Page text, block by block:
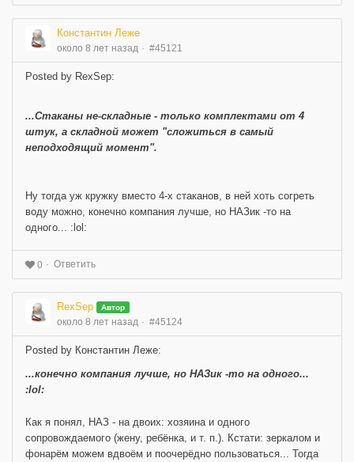
Константин Леже
около 8 лет назад #45121
Posted by RexSep:
...Стаканы не-складные - только комплектами от 4
штук, а складной может "сложиться в самый
неподходящий момент".
Ну тогда уж кружку вместо 4-х стаканов, в ней хоть согреть
воду можно, конечно компания лучше, но НАЗик -то на
одного... :lol:
0 Ответить
RexSep Автор
около 8 лет назад #45124
Posted by Константин Леже:
...конечно компания лучше, но НАЗик -то на одного...
:lol:
Как я понял, НАЗ - на двоих: хозяина и одного
сопровождаемого (жену, ребёнка, и т. п.). Кстати: зеркалом и
фонарём можем вдвоём и поочерёдно пользоваться... Тогда